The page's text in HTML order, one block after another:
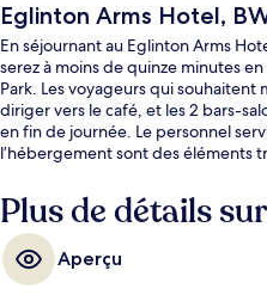
Eglinton Arms Hotel,
En séjournant au Eglinton Arms
serez à moins de quinze minutes
Park. Les voyageurs qui
diriger vers le café, et les 2 bars-
en fin de journée. Le personnel
l’hébergement sont des éléments
Plus de détails
Aperçu